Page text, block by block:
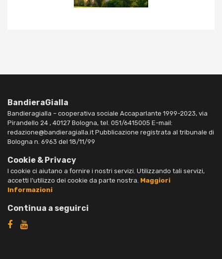
BandieraGialla
Bandieragialla – cooperativa sociale Accaparlante 1999-2023, via
Pirandello 24 , 40127 Bologna, tel. 051/6415005 E-mail:
redazione@bandieragialla.it Pubblicazione registrata al tribunale di
Bologna n. 6963 del 18/11/99
Cookie & Privacy
I cookie ci aiutano a fornire i nostri servizi. Utilizzando tali servizi,
accetti l’utilizzo dei cookie da parte nostra. Maggiori
Informazioni
Continua a seguirci